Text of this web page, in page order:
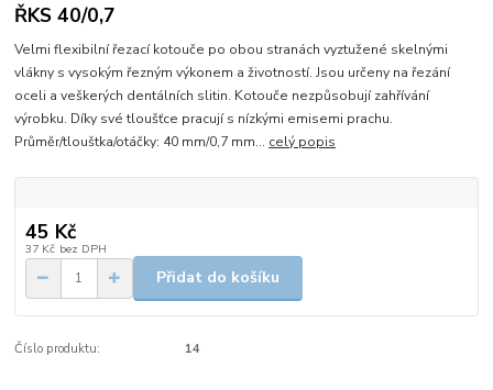
ŘKS 40/0,7
Velmi flexibilní řezací kotouče po obou stranách vyztužené skelnými
vlákny s vysokým řezným výkonem a životností. Jsou určeny na řezání
oceli a veškerých dentálních slitin. Kotouče nezpůsobují zahřívání
výrobku. Díky své tloušťce pracují s nízkými emisemi prachu.
Průměr/tlouštka/otáčky: 40 mm/0,7 mm... celý popis
45 Kč
37 Kč bez DPH
Přidat do košíku
Číslo produktu: 14